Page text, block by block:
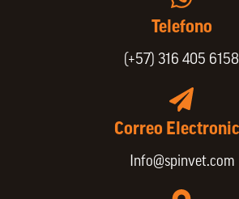
Telefono
(+57) 316 405 6158
Correo
Info@spinvet.com